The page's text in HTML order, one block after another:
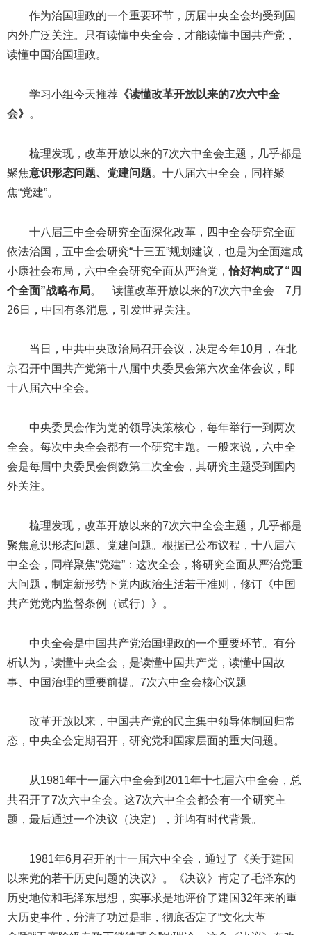
作为治国理政的一个重要环节，历届中央全会均受到国
内外广泛关注。只有读懂中央全会，才能读懂中国共产党，
读懂中国治国理政。
学习小组今天推荐 《读懂改革开放以来的7次六中全
会》 。
梳理发现，改革开放以来的7次六中全会主题，几乎都是
聚焦意识形态问题、党建问题。十八届六中全会，同样聚
焦“党建”。
十八届三中全会研究全面深化改革，四中全会研究全面
依法治国，五中全会研究“十三五”规划建议，也是为全面建成
小康社会布局，六中全会研究全面从严治党，恰好构成了“四
个全面”战略布局。 读懂改革开放以来的7次六中全会 7月
26日，中国有条消息，引发世界关注。
当日，中共中央政治局召开会议，决定今年10月，在北
京召开中国共产党第十八届中央委员会第六次全体会议，即
十八届六中全会。
中央委员会作为党的领导决策核心，每年举行一到两次
全会。每次中央全会都有一个研究主题。一般来说，六中全
会是每届中央委员会倒数第二次全会，其研究主题受到国内
外关注。
梳理发现，改革开放以来的7次六中全会主题，几乎都是
聚焦意识形态问题、党建问题。根据已公布议程，十八届六
中全会，同样聚焦“党建”：这次全会，将研究全面从严治党重
大问题，制定新形势下党内政治生活若干准则，修订《中国
共产党党内监督条例（试行）》。
中央全会是中国共产党治国理政的一个重要环节。有分
析认为，读懂中央全会，是读懂中国共产党，读懂中国故
事、中国治理的重要前提。7次六中全会核心议题
改革开放以来，中国共产党的民主集中领导体制回归常
态，中央全会定期召开，研究党和国家层面的重大问题。
从1981年十一届六中全会到2011年十七届六中全会，总
共召开了7次六中全会。这7次六中全会都会有一个研究主
题，最后通过一个决议（决定），并均有时代背景。
1981年6月召开的十一届六中全会，通过了《关于建国
以来党的若干历史问题的决议》。《决议》肯定了毛泽东的
历史地位和毛泽东思想，实事求是地评价了建国32年来的重
大历史事件，分清了功过是非，彻底否定了“文化大革